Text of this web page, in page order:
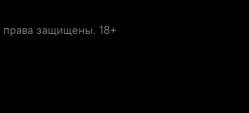
защищены. 18+